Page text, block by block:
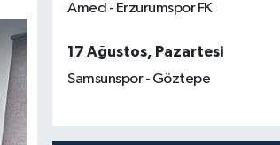
Amed - Erzurumspor FK
17 Ağustos, Pazartesi
Samsunspor - Göztepe